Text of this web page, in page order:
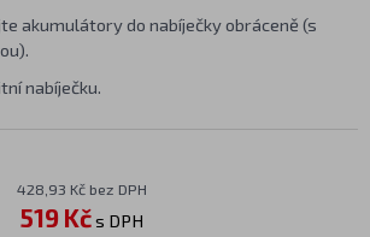
akumulátory do nabíječky obráceně (s
nabíječku.
428,93 Kč bez DPH
519 Kčs DPH